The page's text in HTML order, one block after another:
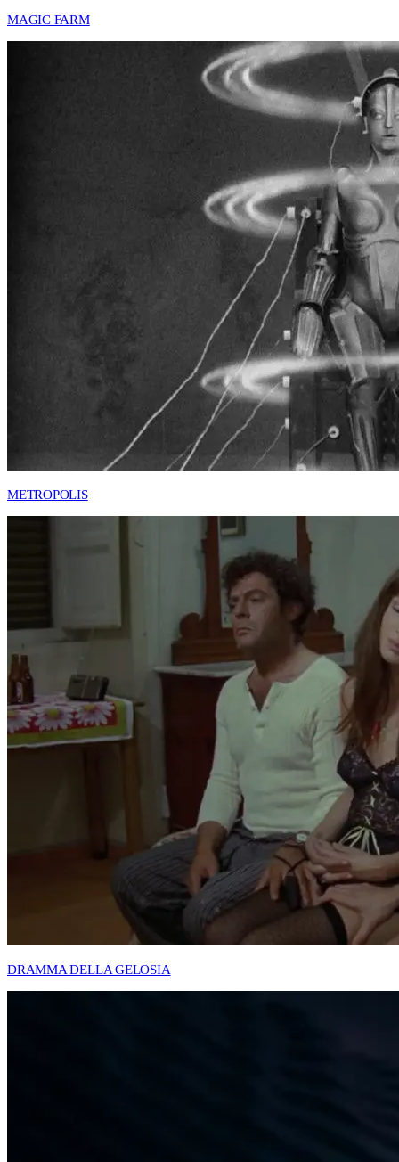
MAGIC FARM
METROPOLIS
DRAMMA DELLA GELOSIA